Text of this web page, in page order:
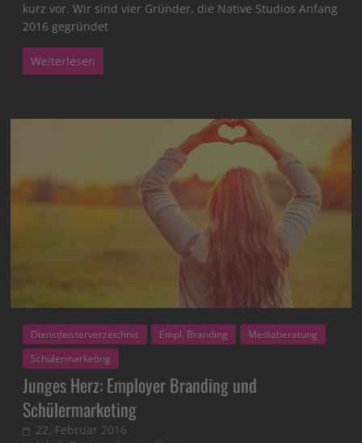
kurz vor. Wir sind vier Gründer, die Native Studios Anfang
2016 gegründet
Weiterlesen
Dienstleisterverzeichnis Empl. Branding
Mediaberatung
Schülermarketing
Junges Herz: Employer Branding und
Schülermarketing
22. Februar 2016